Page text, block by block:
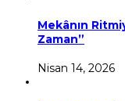
Mekânın
Zaman”
Nisan 14, 2026